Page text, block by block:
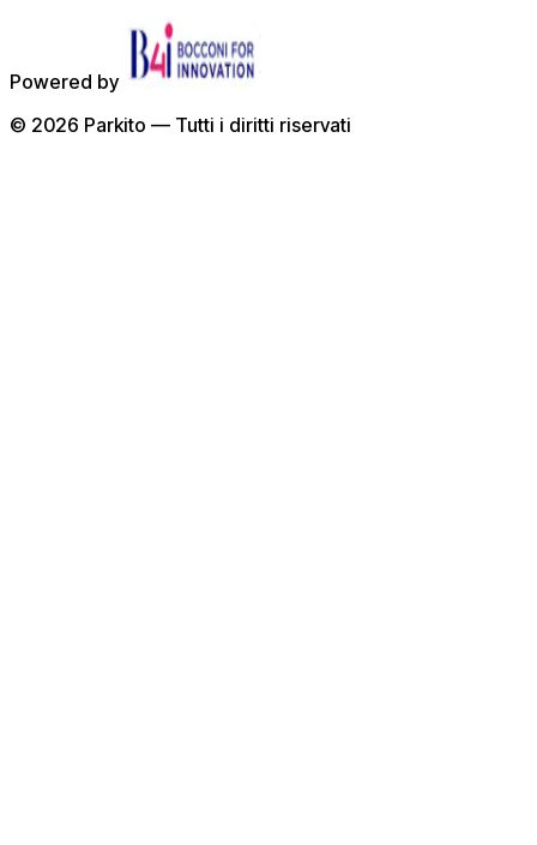
Powered by
© 2026 Parkito — Tutti i diritti riservati